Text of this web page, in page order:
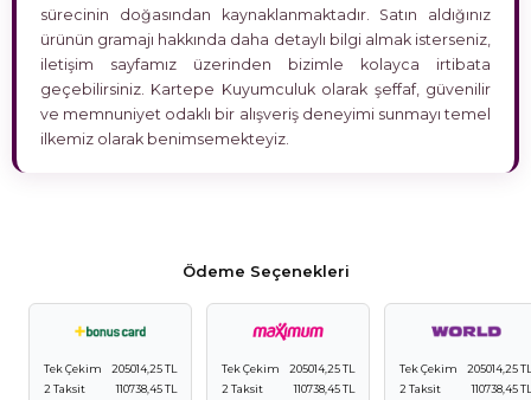
sürecinin doğasından kaynaklanmaktadır. Satın aldığınız
ürünün gramajı hakkında daha detaylı bilgi almak isterseniz,
iletişim sayfamız üzerinden bizimle kolayca irtibata
geçebilirsiniz. Kartepe Kuyumculuk olarak şeffaf, güvenilir
ve memnuniyet odaklı bir alışveriş deneyimi sunmayı temel
ilkemiz olarak benimsemekteyiz.
Ödeme Seçenekleri
Tek Çekim
205014,25 TL
2 Taksit
110738,45 TL
Tek Çekim
205014,25 TL
2 Taksit
110738,45 TL
Tek Çekim
205014,25 TL
2 Taksit
110738,45 TL